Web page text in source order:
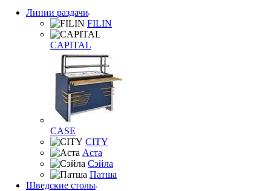
Линии раздачи
FILIN
CAPITAL
CASE
CITY
Аста
Сэйла
Патша
Шведские столы